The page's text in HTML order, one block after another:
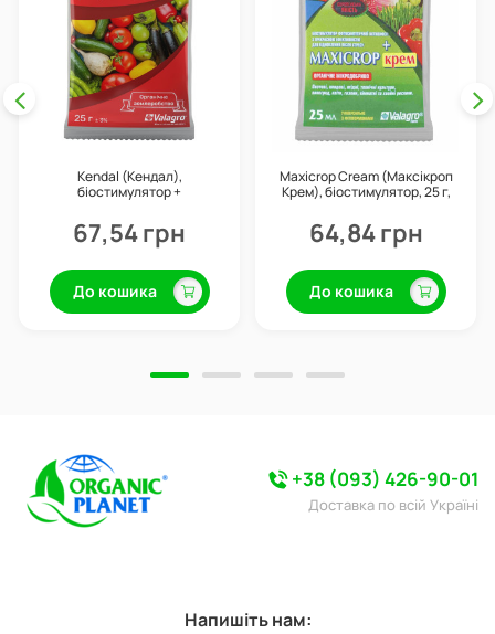
Kendal (Кендал),
біостимулятор +
Valagro
67,54 грн
До кошика
Maxicrop Cream (Максікроп
Крем), біостимулятор, 25 г,
64,84 грн
До кошика
+38 (093) 426-90-01
Доставка по всій Україні
Напишіть нам: